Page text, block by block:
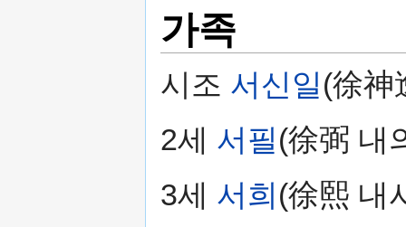
가족
시조 서신일(徐神
2세 서필(徐弼 내
3세 서희 (徐熙 내